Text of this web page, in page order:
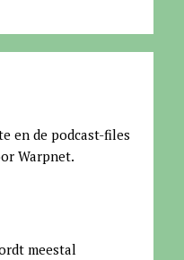
en de podcast-files
Warpnet.
meestal